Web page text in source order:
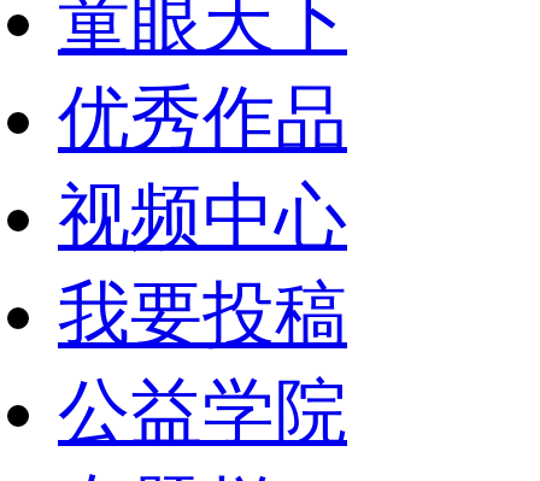
童眼天下
优秀作品
视频中心
我要投稿
公益学院